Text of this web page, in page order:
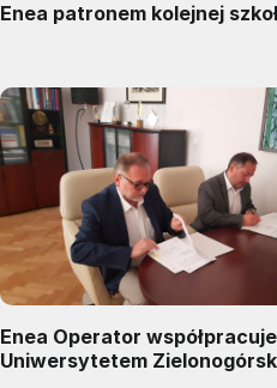
Enea patronem kolejnej
Enea Operator
Uniwersytetem